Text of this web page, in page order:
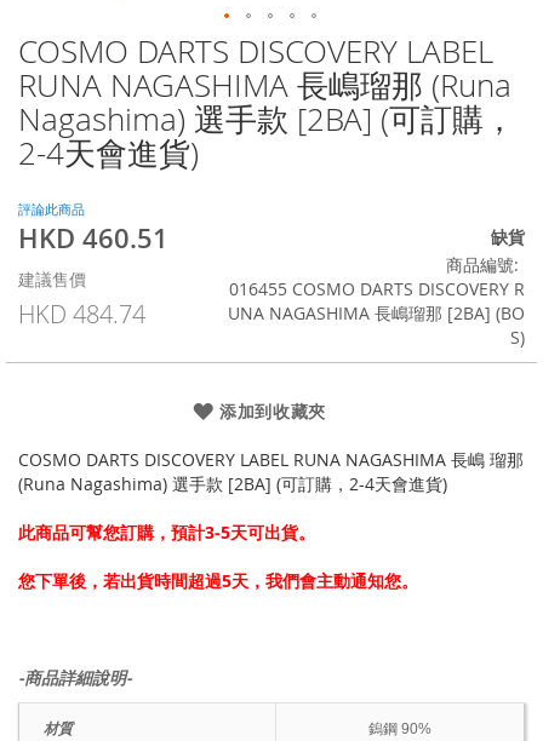
COSMO DARTS DISCOVERY LABEL
RUNA NAGASHIMA 長嶋瑠那 (Runa
Nagashima) 選手款 [2BA] (可訂購，
2-4天會進貨)
評論此商品
特
價
格
HKD 460.51
建議售價
HKD 484.74
缺貨
商品編號
016455 COSMO DARTS DISCOVERY R
UNA NAGASHIMA 長嶋瑠那 [2BA] (BO
S)
添加到收藏夾
COSMO DARTS DISCOVERY LABEL RUNA NAGASHIMA 長嶋 瑠那
(Runa Nagashima) 選手款 [2BA] (可訂購，2-4天會進貨)
此商品可幫您訂購，預計3-5天可出貨。
您下單後，若出貨時間超過5天，我們會主動通知您。
-商品詳細說明-
材質 鎢鋼 90%
Skip
to
the
beginning
of
the
gallery